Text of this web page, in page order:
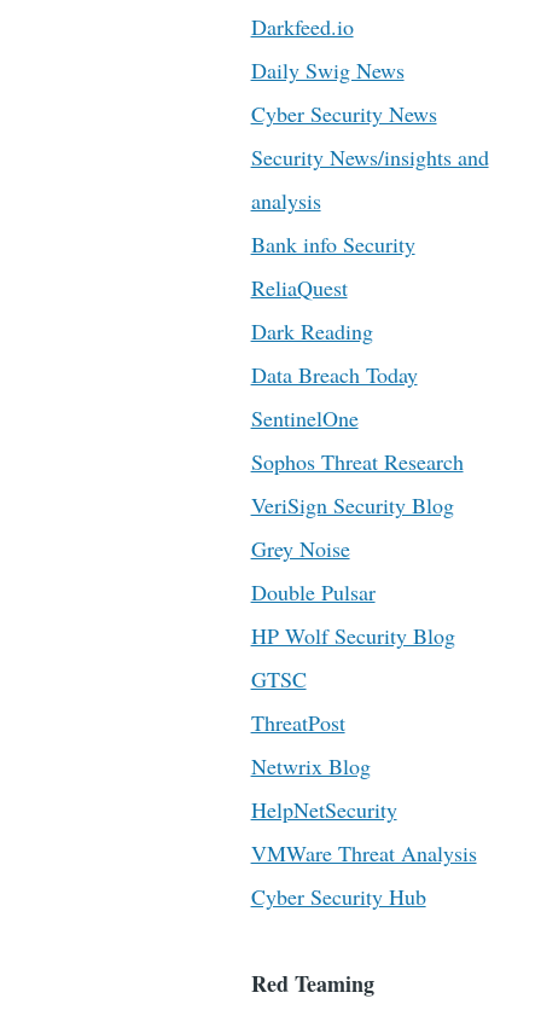
Darkfeed.io
Daily Swig News
Cyber Security News
Security News/insights and
analysis
Bank info Security
ReliaQuest
Dark Reading
Data Breach Today
SentinelOne
Sophos Threat Research
VeriSign Security Blog
Grey Noise
Double Pulsar
HP Wolf Security Blog
GTSC
ThreatPost
Netwrix Blog
HelpNetSecurity
VMWare Threat Analysis
Cyber Security Hub
Red Teaming